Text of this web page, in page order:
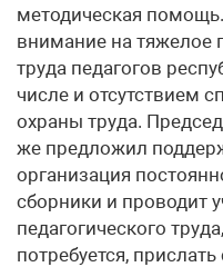
методическая
внимание на тяжелое
труда педагогов
числе и отсутствием
охраны труда.
же предложил
организация
сборники и проводит
педагогического
потребуется,